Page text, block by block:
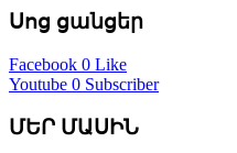
Սոց ցանցեր
Facebook 0 Like
Youtube 0 Subscriber
ՄԵՐ ՄԱՍԻՆ